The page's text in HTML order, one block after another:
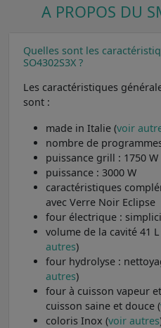
A PROPOS DU
Quelles sont les
SO4302S3X ?
Les caractéristiques
sont :
made in Italie (voir
nombre de
puissance grill : 1750 W
puissance : 3000 W
caractéristiques
avec Verre Noir Eclipse
four électrique :
volume de la cavité 41
autres)
four hydrolyse :
autres)
four à cuisson vapeur
cuisson saine et douce (
coloris Inox (voir autres